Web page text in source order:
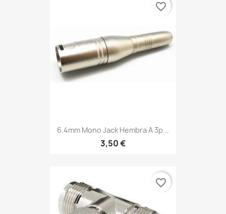
6.4mm Mono Jack Hembra A 3p...
3,50 €
favorite_border
favorite_border